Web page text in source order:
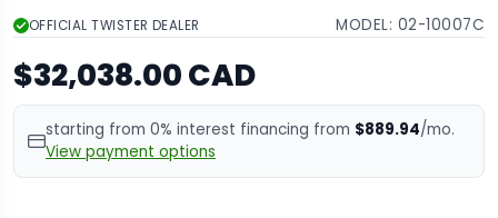
OFFICIAL TWISTER DEALER MODEL: 02-10007C
$32,038.00 CAD
starting from 0% interest financing from $889.94/mo.
View payment options